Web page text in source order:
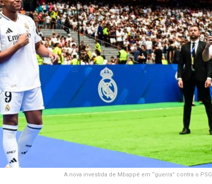
A nova investida de Mbappé em “guerra” contra o PSG